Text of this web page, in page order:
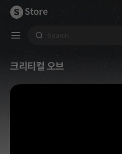
Store
크리티컬 오브